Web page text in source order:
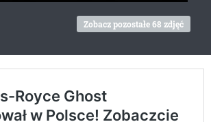
Zobacz pozostałe 68 zdjęć